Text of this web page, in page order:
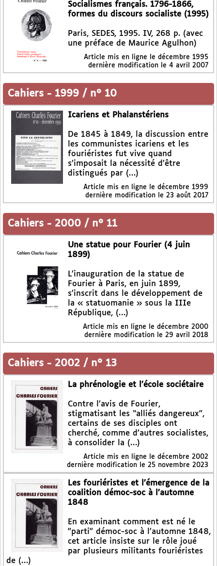
Socialismes français. 1796-1866,
formes du discours socialiste (1995)
Paris, SEDES, 1995. IV, 268 p. (avec
une préface de Maurice Agulhon)
Article mis en ligne le décembre 1995
dernière modification le 4 avril 2007
Cahiers - 1999 / n° 10
Icariens et Phalanstériens
De 1845 à 1849, la discussion entre
les communistes icariens et les
fouriéristes fut vive quand
s’imposait la nécessité d’être
distingués par (…)
Article mis en ligne le décembre 1999
dernière modification le 23 août 2017
Cahiers - 2000 / n° 11
Une statue pour Fourier (4 juin
1899)
L’inauguration de la statue de
Fourier à Paris, en juin 1899,
s’inscrit dans le développement de
la « statuomanie » sous la IIIe
République, (…)
Article mis en ligne le décembre 2000
dernière modification le 29 avril 2018
Cahiers - 2002 / n° 13
La phrénologie et l’école sociétaire
Contre l’avis de Fourier,
stigmatisant les “alliés dangereux”,
certains de ses disciples ont
cherché, comme d’autres socialistes,
à consolider la (…)
Article mis en ligne le décembre 2002
dernière modification le 25 novembre 2023
Les fouriéristes et l’émergence de la
coalition démoc-soc à l’automne
1848
En examinant comment est né le
"parti" démoc-soc à l’automne 1848,
cet article insiste sur le rôle joué
par plusieurs militants fouriéristes
de (…)